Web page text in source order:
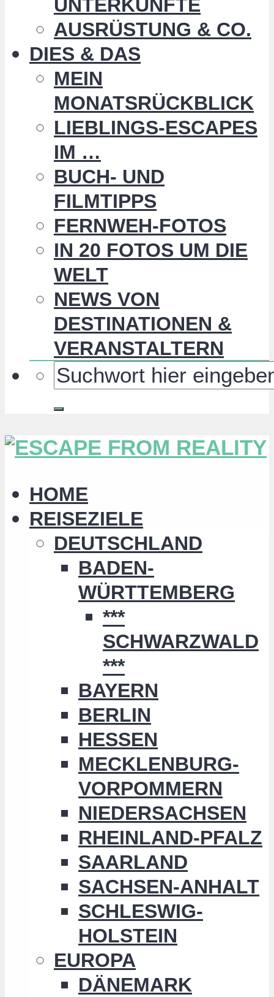
UNTERKÜNFTE
AUSRÜSTUNG & CO.
DIES & DAS
MEIN
MONATSRÜCKBLICK
LIEBLINGS-ESCAPES
IM …
BUCH- UND
FILMTIPPS
FERNWEH-FOTOS
IN 20 FOTOS UM DIE
WELT
NEWS VON
DESTINATIONEN &
VERANSTALTERN
HOME
REISEZIELE
DEUTSCHLAND
BADEN-
WÜRTTEMBERG
***
SCHWARZWALD
***
BAYERN
BERLIN
HESSEN
MECKLENBURG-
VORPOMMERN
NIEDERSACHSEN
RHEINLAND-PFALZ
SAARLAND
SACHSEN-ANHALT
SCHLESWIG-
HOLSTEIN
EUROPA
DÄNEMARK